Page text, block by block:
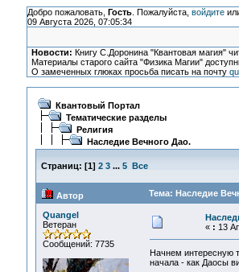
Добро пожаловать, Гость. Пожалуйста, войдите
09 Августа 2026, 07:05:34
Новости: Книгу С.Доронина "Квантовая магия"
Материалы старого сайта "Физика Магии"
О замеченных глюках просьба писать на почту
Квантовый Портал
Тематические разделы
Религия
Наследие Вечного Дао.
Страниц: [1] 2 3 ... 5 Все
Автор Тема: Наследие
Quangel
Ветеран
Сообщений: 7735
« : 13
Начнем интересную
начала - как Даосы